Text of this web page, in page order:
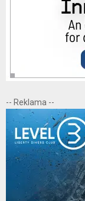
-- Reklama --